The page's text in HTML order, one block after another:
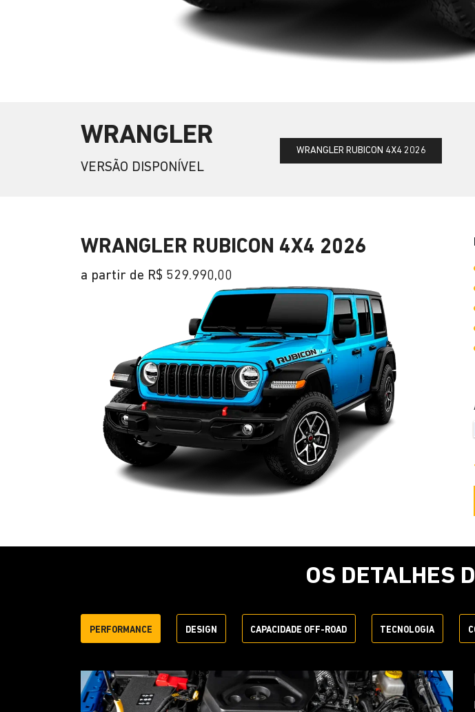
WRANGLER
VERSÃO DISPONÍVEL
WRANGLER RUBICON 4X4 2026
WRANGLER RUBICON 4X4 2026
a partir de R$ 529.990,00
OS DETALHES
PERFORMANCE DESIGN CAPACIDADE OFF-ROAD TECNOLOGIA